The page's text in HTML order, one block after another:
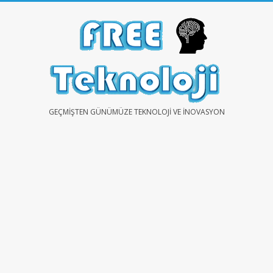
FREEGEÇMIŞTEN GÜNÜMÜZE TEKNOLOJI VE İNOVASYON